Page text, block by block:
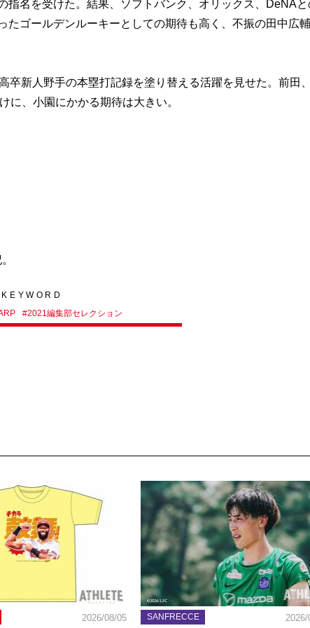
指名を受けた。結果、ソフトバンク、オリックス、DeNAと
ゴールデンルーキーとしての期待も高く、不振の田中広
新人野手の本塁打記録を塗り替える活躍を見せた。前田
に、小園にかかる期待は大きい。
KEYWORD
#2021編集部セレクション
2026/08/05 SANFRECCE